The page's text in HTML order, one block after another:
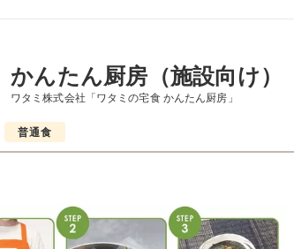
かんたん厨房（施設向け）
ワタミ株式会社「ワタミの宅食 かんたん厨房」
普通食